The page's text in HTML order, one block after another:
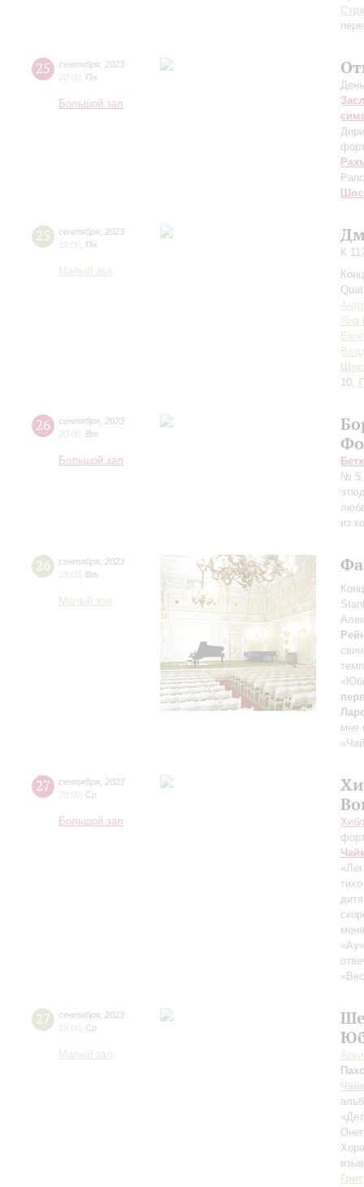
25 сентября 2023
20:00 Пн
Большой зал
25 сентября 2023
19:00 Пн
Малый зал
К
Яна
10;
26 сентября 2023
20:00 Вт
Большой зал
№
из
26 сентября 2023
19:00 Вт
Малый зал
мне
27 сентября 2023
20:00 Ср
Большой зал
27 сентября 2023
19:00 Ср
Малый зал
Григ